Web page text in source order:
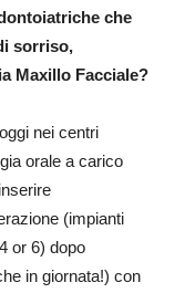
che
sorriso,
Maxillo Facciale?
nei centri
orale a carico
(impianti
or 6) dopo
in giornata!) con